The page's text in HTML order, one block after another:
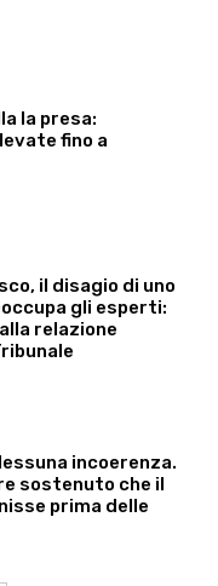
la presa:
fino a
il disagio di uno
gli esperti:
relazione
incoerenza.
sostenuto che il
prima delle